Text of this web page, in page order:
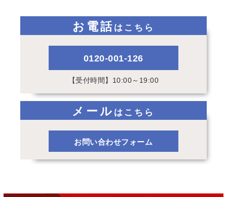
お電話 はこちら
0120-001-126
【受付時間】10:00～19:00
メール はこちら
お問い合わせフォーム